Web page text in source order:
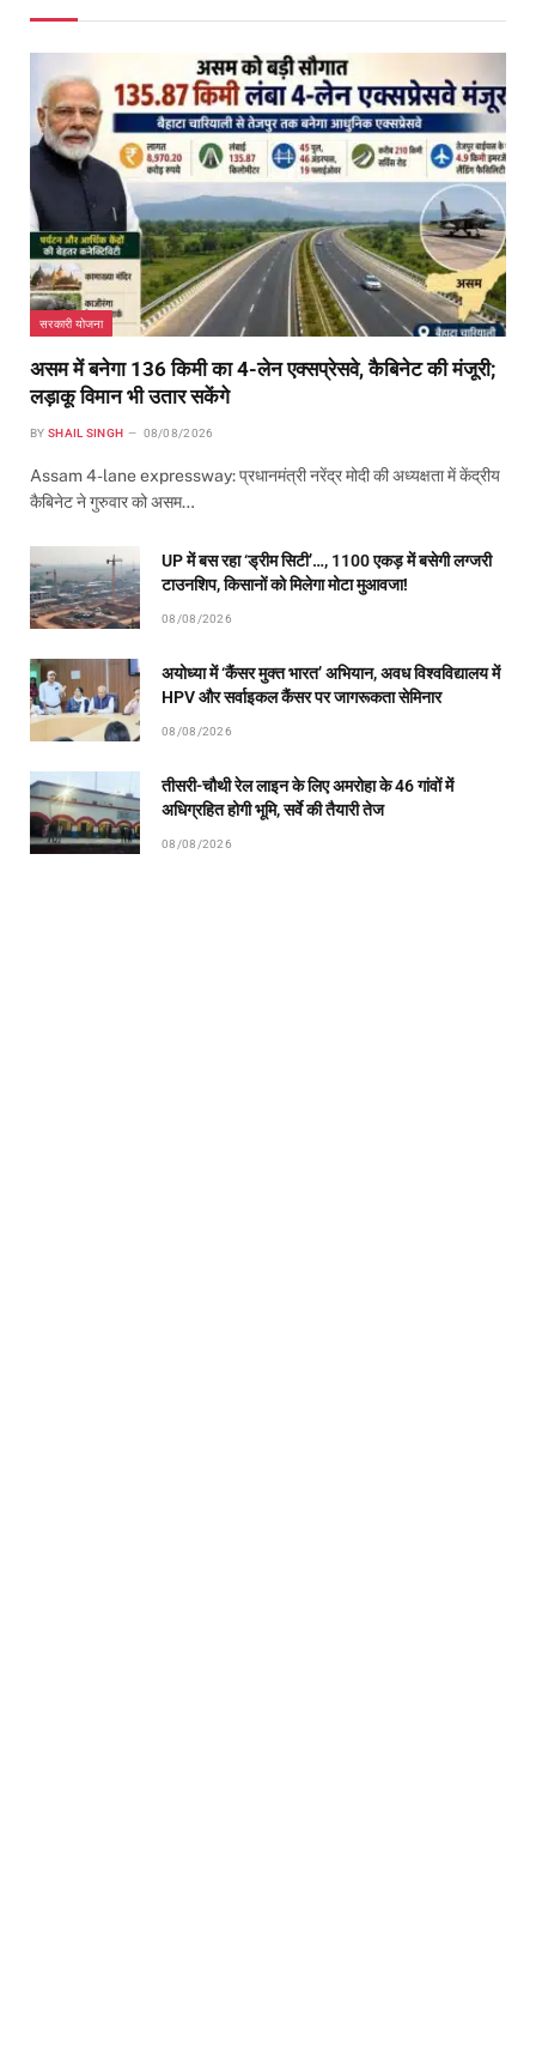
सरकारी योजना
असम में बनेगा 136 किमी का 4-लेन एक्सप्रेसवे, कैबिनेट की मंजूरी;
लड़ाकू विमान भी उतार सकेंगे
BY SHAIL SINGH 08/08/2026
Assam 4-lane expressway: प्रधानमंत्री नरेंद्र मोदी की अध्यक्षता में केंद्रीय
कैबिनेट ने गुरुवार को असम…
UP में बस रहा ‘ड्रीम सिटी’…, 1100 एकड़ में बसेगी लग्जरी
टाउनशिप, किसानों को मिलेगा मोटा मुआवजा!
08/08/2026
अयोध्या में ‘कैंसर मुक्त भारत’ अभियान, अवध विश्वविद्यालय में
HPV और सर्वाइकल कैंसर पर जागरूकता सेमिनार
08/08/2026
तीसरी-चौथी रेल लाइन के लिए अमरोहा के 46 गांवों में
अधिग्रहित होगी भूमि, सर्वे की तैयारी तेज
08/08/2026